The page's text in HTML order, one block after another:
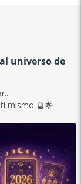
universo de
mismo 🔮🌟